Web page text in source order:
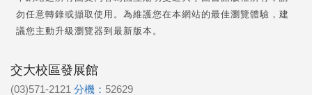
勿任意轉錄或擷取使用。為維護您在本網站的最佳瀏覽體驗，建
議您主動升級瀏覽器到最新版本。
交大校區發展館
(03)571-2121 分機： 52629